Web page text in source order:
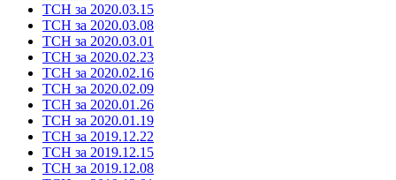
ТСН за 2020.03.15
ТСН за 2020.03.08
ТСН за 2020.03.01
ТСН за 2020.02.23
ТСН за 2020.02.16
ТСН за 2020.02.09
ТСН за 2020.01.26
ТСН за 2020.01.19
ТСН за 2019.12.22
ТСН за 2019.12.15
ТСН за 2019.12.08